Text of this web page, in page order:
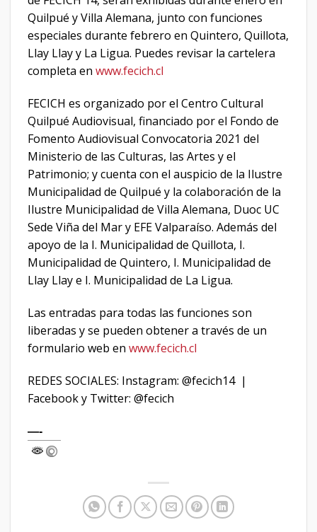
Quilpué y Villa Alemana, junto con funciones
especiales durante febrero en Quintero, Quillota,
Llay Llay y La Ligua. Puedes revisar la cartelera
completa en www.fecich.cl
FECICH es organizado por el Centro Cultural
Quilpué Audiovisual, financiado por el Fondo de
Fomento Audiovisual Convocatoria 2021 del
Ministerio de las Culturas, las Artes y el
Patrimonio; y cuenta con el auspicio de la Ilustre
Municipalidad de Quilpué y la colaboración de la
Ilustre Municipalidad de Villa Alemana, Duoc UC
Sede Viña del Mar y EFE Valparaíso. Además del
apoyo de la I. Municipalidad de Quillota, I.
Municipalidad de Quintero, I. Municipalidad de
Llay Llay e I. Municipalidad de La Ligua.
Las entradas para todas las funciones son
liberadas y se pueden obtener a través de un
formulario web en www.fecich.cl
REDES SOCIALES: Instagram: @fecich14 |
Facebook y Twitter: @fecich
—-